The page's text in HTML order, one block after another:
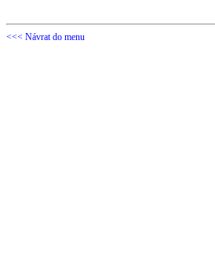
<<< Návrat do menu